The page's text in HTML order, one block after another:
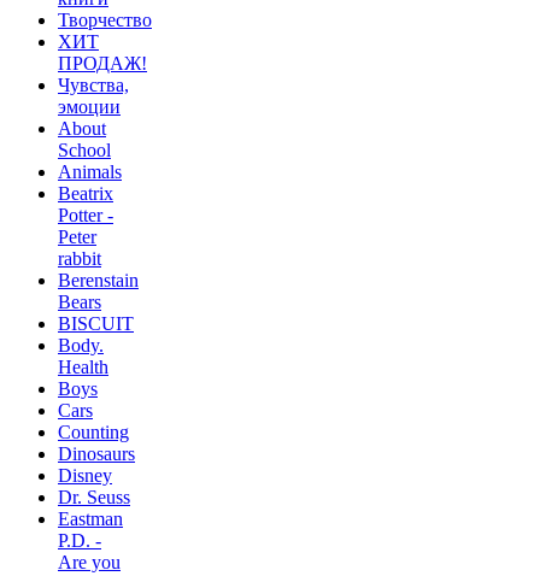
Творчество
ХИТ
ПРОДАЖ!
Чувства,
эмоции
About
School
Animals
Beatrix
Potter -
Peter
rabbit
Berenstain
Bears
BISCUIT
Body.
Health
Boys
Cars
Counting
Dinosaurs
Disney
Dr. Seuss
Eastman
P.D. -
Are you